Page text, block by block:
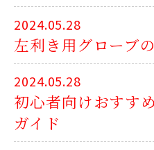
2024.05.28
左利き用グローブ
2024.05.28
初心者向けおすす
ガイド